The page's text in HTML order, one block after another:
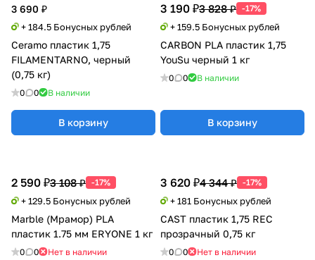
3 690 ₽
+ 184.5 Бонусных рублей
Ceramo пластик 1,75
FILAMENTARNO, черный
(0,75 кг)
0 0 В наличии
В корзину
3 190 ₽3 828 ₽ -17%
+ 159.5 Бонусных рублей
CARBON PLA пластик 1,75
YouSu черный 1 кг
0 0 В наличии
В корзину
2 590 ₽3 108 ₽ -17%
+ 129.5 Бонусных рублей
Marble (Мрамор) PLA
пластик 1.75 мм ERYONE 1 кг
0 0 Нет в наличии
3 620 ₽4 344 ₽ -17%
+ 181 Бонусных рублей
CAST пластик 1,75 REC
прозрачный 0,75 кг
0 0 Нет в наличии